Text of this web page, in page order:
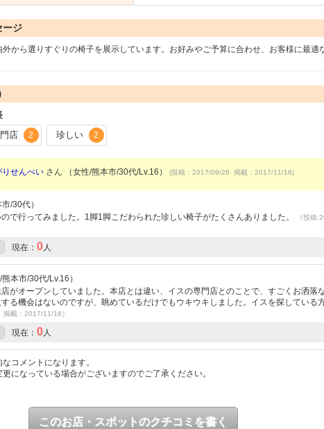
ージ
から選りすぐりの椅子を展示しています。お好みやご予算に合わせ、お客様に最適
店 2 珍しい 2
りせんべい さん （女性/熊本市/30代/Lv.16） (投稿：2017/09/26 掲載：2017/11/16)
/30代）
で行ってみました。1脚1脚こだわられた珍しい椅子がたくさんありました。
（投稿
現在： 0 人
本市/30代/Lv.16）
がオープンしていました。本店とは違い、イスの専門店とのことで、すごくお洒落
る機会はないのですが、眺めているだけでもウキウキしました。イスを探している
載：2017/11/16）
現在： 0 人
コメントになります。
になっている場合がございますのでご了承ください。
このお店・スポットのクチコミを書く